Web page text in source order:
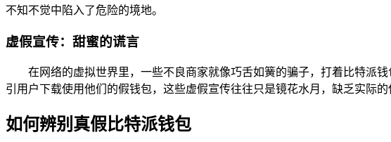
不知不觉中陷入了危险的境地。
虚假宣传：甜蜜的谎言
在网络的虚拟世界里，一些不良商家就像巧舌如簧的骗子，打着比特派
引用户下载使用他们的假钱包，这些虚假宣传往往只是镜花水月，缺乏实际
如何辨别真假比特派钱包